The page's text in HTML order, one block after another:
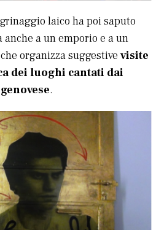
laico ha poi saputo
a un emporio e a un
organizza suggestive visite
dei luoghi cantati dai
.